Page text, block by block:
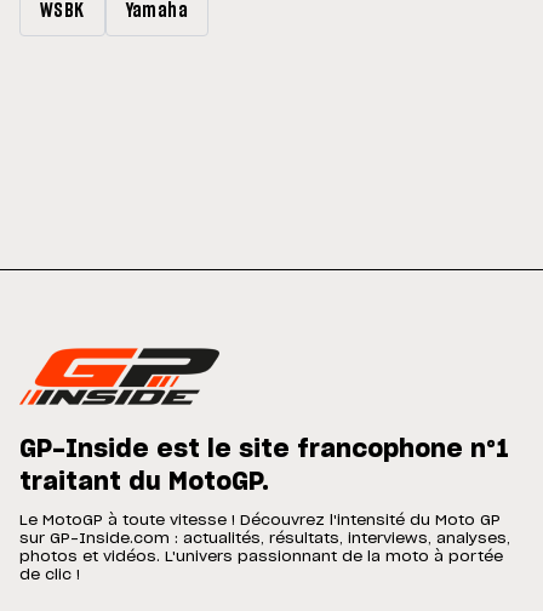
WSBK Yamaha
GP-Inside est le site francophone n°1
traitant du MotoGP.
Le MotoGP à toute vitesse ! Découvrez l'intensité du Moto GP
sur GP-Inside.com : actualités, résultats, interviews, analyses,
photos et vidéos. L'univers passionnant de la moto à portée
de clic !